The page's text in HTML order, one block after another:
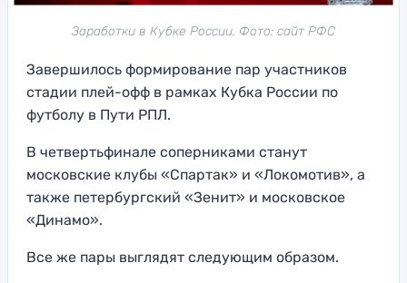
Заработки в Кубке России. Фото: сайт РФС
Завершилось формирование пар участников
стадии плей-офф в рамках Кубка России по
футболу в Пути РПЛ.
В четвертьфинале соперниками станут
московские клубы «Спартак» и «Локомотив», а
также петербургский «Зенит» и московское
«Динамо».
Все же пары выглядят следующим образом.